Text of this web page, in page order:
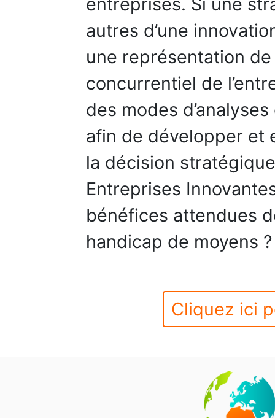
autres d’une
une représentation de
concurrentiel de
des modes
afin de développer et
la décision
Entreprises
bénéfices attendues
handicap de moyens ?
Cliquez ici